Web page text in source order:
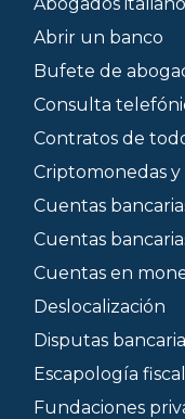
Abrir un banco
Bufete de
Consulta
Contratos de
Criptomonedas
Cuentas
Cuentas
Cuentas en
Deslocalización
Disputas
Escapología fiscal
Fundaciones